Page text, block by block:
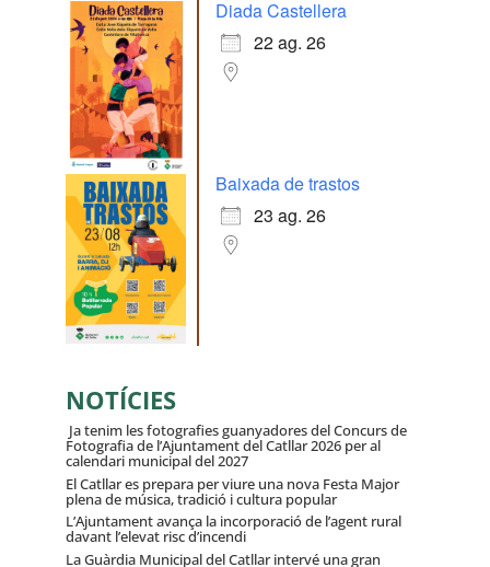
Diada Castellera
22 ag. 26
Baixada de trastos
23 ag. 26
NOTÍCIES
Ja tenim les fotografies guanyadores del Concurs de
Fotografia de l’Ajuntament del Catllar 2026 per al
calendari municipal del 2027
El Catllar es prepara per viure una nova Festa Major
plena de música, tradició i cultura popular
L’Ajuntament avança la incorporació de l’agent rural
davant l’elevat risc d’incendi
La Guàrdia Municipal del Catllar intervé una gran